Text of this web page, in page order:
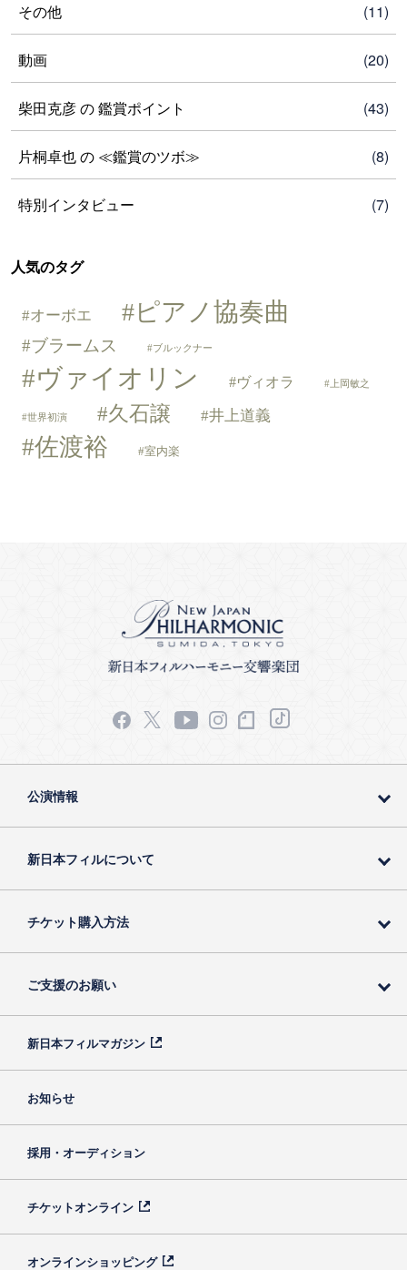
その他 (11)
動画 (20)
柴田克彦 の 鑑賞ポイント (43)
片桐卓也 の ≪鑑賞のツボ≫ (8)
特別インタビュー (7)
人気のタグ
オーボエ ピアノ協奏曲
ブラームス ブルックナー
ヴァイオリン ヴィオラ 上岡敏之
世界初演 久石譲 井上道義
佐渡裕 室内楽
公演情報
新日本フィルについて
チケット購入方法
ご支援のお願い
新日本フィルマガジン
お知らせ
採用・オーディション
チケットオンライン
オンラインショッピング